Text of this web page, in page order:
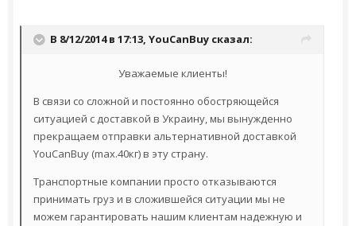
В 8/12/2014 в 17:13, YouCanBuy сказал:
Уважаемые клиенты!
В связи со сложной и постоянно обостряющейся
ситуацией с доставкой в Украину, мы вынужденно
прекращаем отправки альтернативной доставкой
YouCanBuy (max.40кг) в эту страну.
Транспортные компании просто отказываются
принимать груз и в сложившейся ситуации мы не
можем гарантировать нашим клиентам надежную и